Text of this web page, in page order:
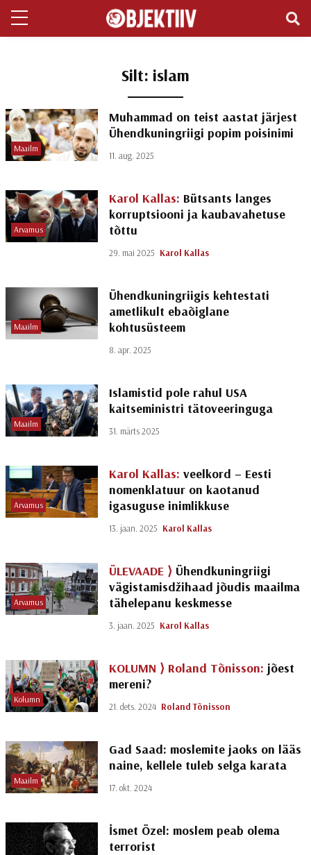
Silt: islam
Maailm
Muhammad on teist aastat järjest
Ühendkuningriigi popim poisinimi
11. aug. 2025
Arvamus
Karol Kallas: Bütsants langes
korruptsiooni ja kaubavahetuse
tõttu
29. mai 2025 Karol Kallas
Maailm
Ühendkuningriigis kehtestati
ametlikult ebaõiglane
kohtusüsteem
8. apr. 2025
Maailm
Islamistid pole rahul USA
kaitseministri tätoveeringuga
31. märts 2025
Arvamus
Karol Kallas: veelkord – Eesti
nomenklatuur on kaotanud
igasuguse inimlikkuse
13. jaan. 2025 Karol Kallas
Arvamus
ÜLEVAADE ⟩ Ühendkuningriigi
vägistamisdžihaad jõudis maailma
tähelepanu keskmesse
3. jaan. 2025 Karol Kallas
Kolumn
KOLUMN ⟩ Roland Tõnisson: jõest
mereni?
21. dets. 2024 Roland Tõnisson
Maailm
Gad Saad: moslemite jaoks on lääs
naine, kellele tuleb selga karata
17. okt. 2024
İsmet Özel: moslem peab olema
terrorist